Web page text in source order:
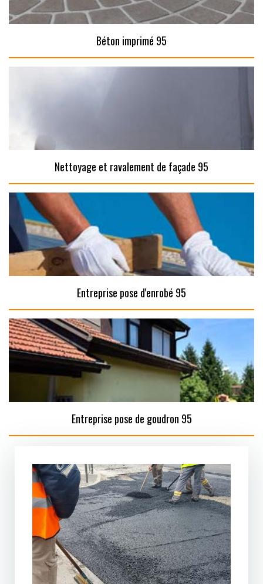
Béton imprimé 95
Nettoyage et ravalement de façade 95
Entreprise pose d'enrobé 95
Entreprise pose de goudron 95